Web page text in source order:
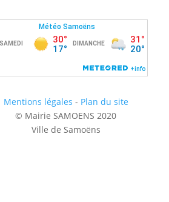
Mentions légales - Plan du site
© Mairie SAMOENS 2020
Ville de Samoëns